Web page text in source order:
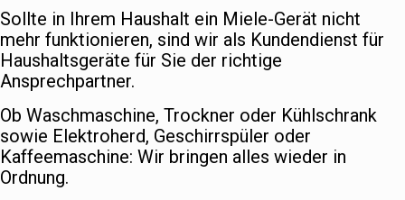
Sollte in Ihrem Haushalt ein Miele-Gerät nicht
mehr funktionieren, sind wir als Kundendienst für
Haushaltsgeräte für Sie der richtige
Ansprechpartner.
Ob Waschmaschine, Trockner oder Kühlschrank
sowie Elektroherd, Geschirrspüler oder
Kaffeemaschine: Wir bringen alles wieder in
Ordnung.